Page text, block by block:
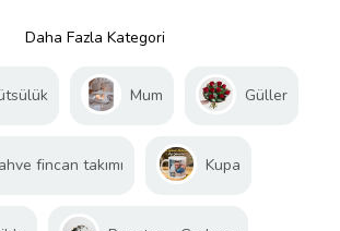
Daha Fazla Kategori
Mum Güller
fincan takımı Kupa